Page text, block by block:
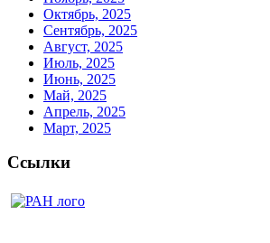
Октябрь, 2025
Сентябрь, 2025
Август, 2025
Июль, 2025
Июнь, 2025
Май, 2025
Апрель, 2025
Март, 2025
Ссылки